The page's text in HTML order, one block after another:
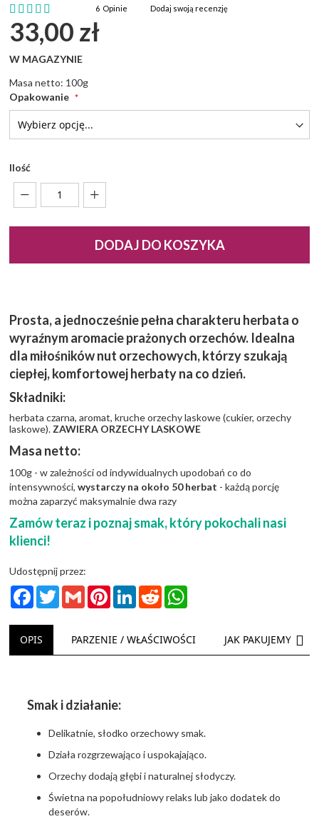
Ocena:
100
% of100
6 Opinie Dodaj swoją recenzję
33,00 zł
W MAGAZYNIE
Masa netto: 100g
Opakowanie
Ilość
DODAJ DO KOSZYKA
Prosta, a jednocześnie pełna charakteru herbata o
wyraźnym aromacie prażonych orzechów. Idealna
dla miłośników nut orzechowych, którzy szukają
ciepłej, komfortowej herbaty na co dzień.
Składniki:
herbata czarna, aromat, kruche orzechy laskowe (cukier, orzechy
laskowe). ZAWIERA ORZECHY LASKOWE
Masa netto:
100g - w zależności od indywidualnych upodobań co do
intensywności,wystarczy na około 50 herbat - każdą porcję
można zaparzyć maksymalnie dwa razy
Zamów teraz i poznaj smak, który pokochali nasi
klienci!
Udostępnij przez:
FacebookTwitterGmail PinterestLinkedInReddit
OPIS PARZENIE / WŁAŚCIWOŚCI JAK PAKUJEMY
Smak i działanie:
Delikatnie, słodko orzechowy smak.
Działa rozgrzewająco i uspokajająco.
Orzechy dodają głębi i naturalnej słodyczy.
Świetna na popołudniowy relaks lub jako dodatek do
deserów.